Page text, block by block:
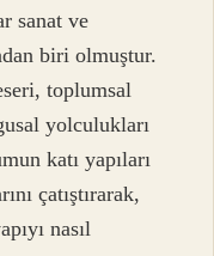
sanat ve
biri olmuştur.
toplumsal
yolculukları
katı yapıları
çatıştırarak,
nasıl